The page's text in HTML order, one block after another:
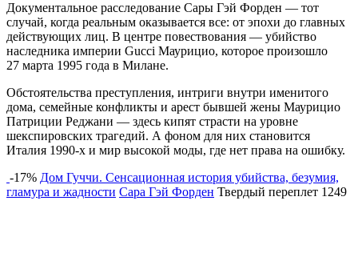
Документальное расследование Сары Гэй Форден — тот
случай, когда реальным оказывается все: от эпохи до главных
действующих лиц. В центре повествования — убийство
наследника империи Gucci Маурицио, которое произошло
27 марта 1995 года в Милане.
Обстоятельства преступления, интриги внутри именитого
дома, семейные конфликты и арест бывшей жены Маурицио
Патриции Реджани — здесь кипят страсти на уровне
шекспировских трагедий. А фоном для них становится
Италия 1990-х и мир высокой моды, где нет права на ошибку.
-17% Дом Гуччи. Сенсационная история убийства, безумия,
гламура и жадности Сара Гэй Форден Твердый переплет 1249